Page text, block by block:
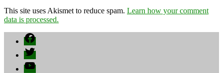
This site uses Akismet to reduce spam. Learn how your comment
data is processed.
Facebook
Twitter
YouTube